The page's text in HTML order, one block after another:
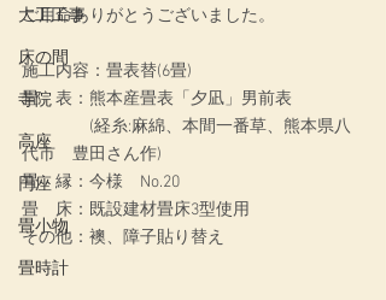
大工工事
床の間
寺院
高座
円座
畳小物
畳時計
ご用命ありがとうございました。
施工内容： 畳表替(6畳)
畳　表： 熊本産畳表「夕凪」男前表
(経糸:麻綿、本間一番草、熊本県八
代市　豊田さん作)
畳　縁：今様　No.20
畳　床： 既設建材畳床3型使用
その他：襖、障子貼り替え